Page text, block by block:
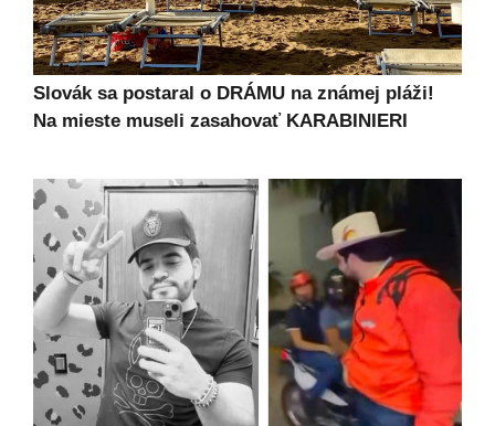
Slovák sa postaral o DRÁMU na známej pláži!
Na mieste museli zasahovať KARABINIERI